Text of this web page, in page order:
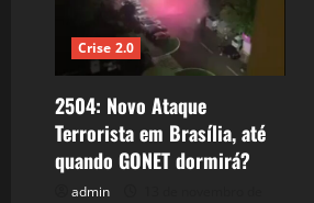
Crise 2.0
2504: Novo Ataque
Terrorista em Brasília, até
quando GONET dormirá?
admin